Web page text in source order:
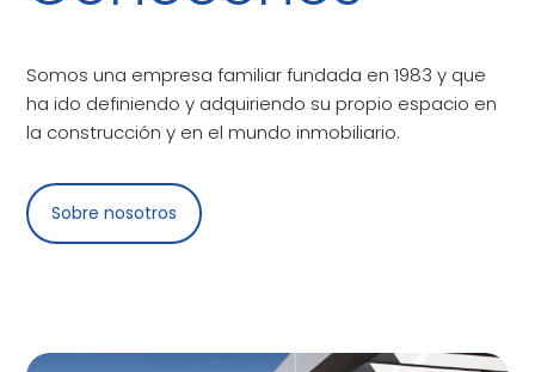
Somos una empresa familiar fundada en 1983 y que
ha ido definiendo y adquiriendo su propio espacio en
la construcción y en el mundo inmobiliario.
Sobre nosotros